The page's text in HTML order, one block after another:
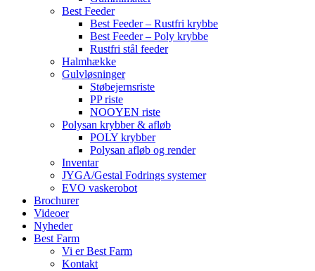
Best Feeder
Best Feeder – Rustfri krybbe
Best Feeder – Poly krybbe
Rustfri stål feeder
Halmhække
Gulvløsninger
Støbejernsriste
PP riste
NOOYEN riste
Polysan krybber & afløb
POLY krybber
Polysan afløb og render
Inventar
JYGA/Gestal Fodrings systemer
EVO vaskerobot
Brochurer
Videoer
Nyheder
Best Farm
Vi er Best Farm
Kontakt